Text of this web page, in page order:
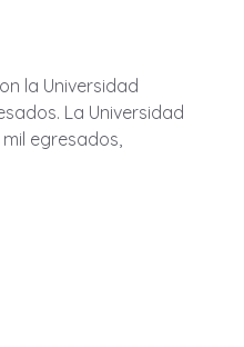
la Universidad
La Universidad
egresados,